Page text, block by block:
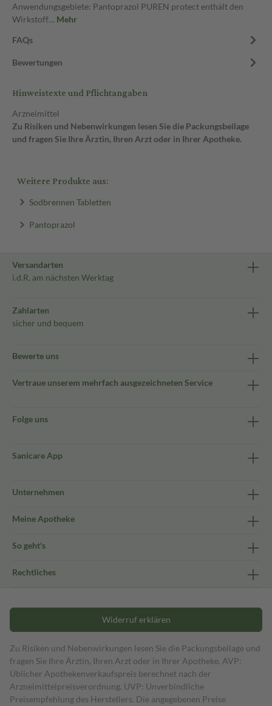
Anwendungsgebiete: Pantoprazol PUREN protect enthält den
Wirkstoff… Mehr
FAQs
Bewertungen
Hinweistexte und Pflichtangaben
Arzneimittel
Zu Risiken und Nebenwirkungen lesen Sie die Packungsbeilage
und fragen Sie Ihre Ärztin, Ihren Arzt oder in Ihrer Apotheke.
Weitere Produkte aus:
Sodbrennen Tabletten
Pantoprazol
Versandarten
i.d.R. am nächsten Werktag
Zahlarten
sicher und bequem
Bewerte uns
Vertraue unserem mehrfach ausgezeichneten Service
Folge uns
Sanicare App
Unternehmen
Meine Apotheke
So geht's
Rechtliches
Widerruf erklären
Zu Risiken und Nebenwirkungen lesen Sie die Packungsbeilage und
fragen Sie Ihre Ärztin, Ihren Arzt oder in Ihrer Apotheke. AVP:
Üblicher Apothekenverkaufspreis berechnet nach der
Arzneimittelpreisverordnung. UVP: Unverbindliche
Preisempfehlung des Herstellers. Die angegebenen Preise